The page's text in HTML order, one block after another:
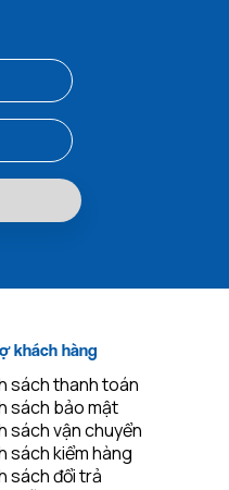
khách hàng
sách thanh toán
sách bảo mật
sách vận chuyển
sách kiểm hàng
sách đổi trả